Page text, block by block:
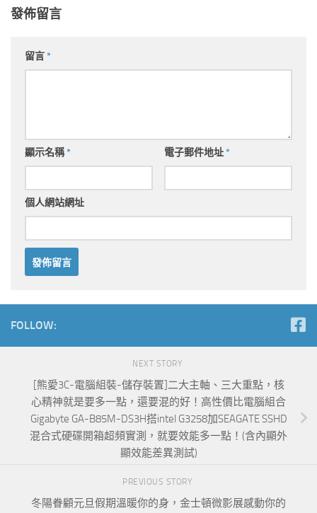
發佈留言
留言*
顯示名稱* 電子郵件地址*
個人網站網址
FOLLOW:
NEXT STORY
[熊愛3C-電腦組裝-儲存裝置]二大主軸、三大重點，核
心精神就是要多一點，還要混的好！高性價比電腦組合
Gigabyte GA-B85M-DS3H搭intel G3258加SEAGATE SSHD
混合式硬碟開箱超頻實測，就要效能多一點！(含內顯外
顯效能差異測試)
PREVIOUS STORY
冬陽眷顧元旦假期溫暖你的身，金士頓微影展感動你的